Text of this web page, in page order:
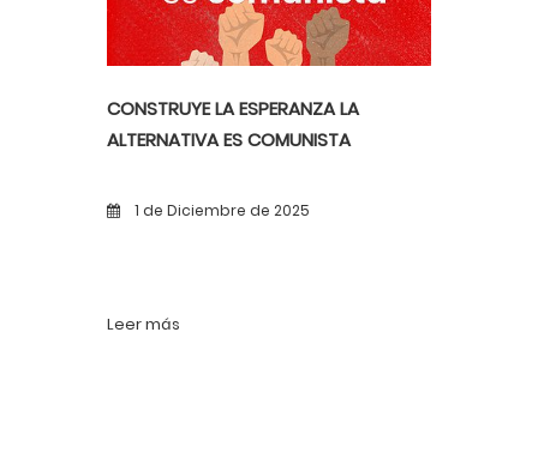
CONSTRUYE LA ESPERANZA LA
ALTERNATIVA ES COMUNISTA
1 de Diciembre de 2025
Leer más